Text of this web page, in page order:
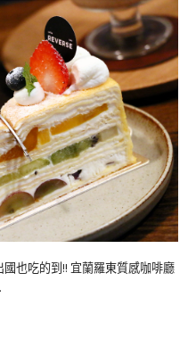
也吃的到!! 宜蘭羅東質感咖啡廳